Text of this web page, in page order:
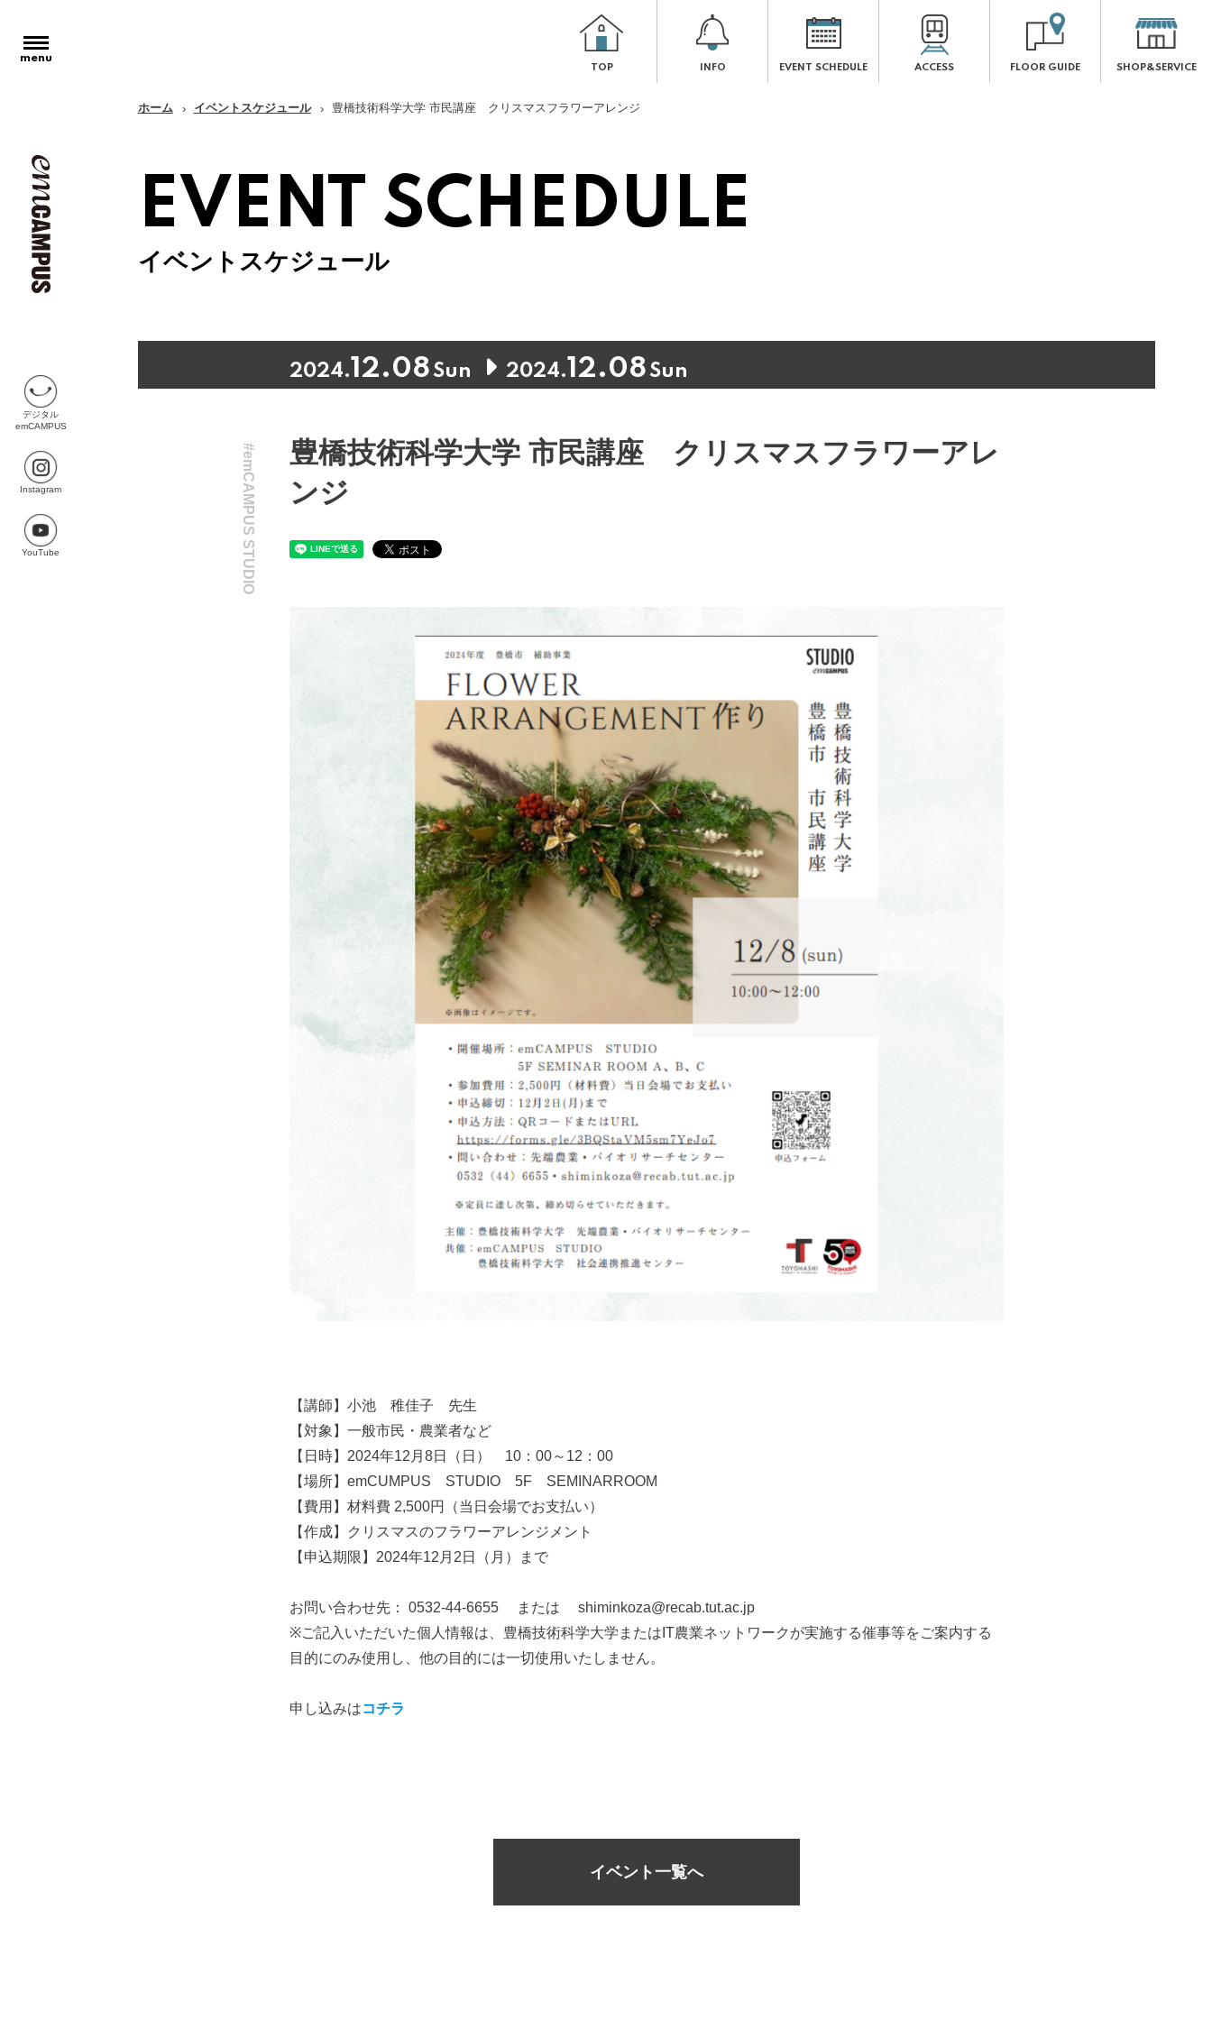
TOP INFO EVENT SCHEDULE ACCESS FLOOR GUIDE SHOP&SERVICE
トップページ
インフォメーション
INFORMATION
コンセプト
CONCEPT
ACCESS
SITE MAP
CONTACT US
デジタル
emCAMPUS
Instagram
YouTube
ホーム イベントスケジュール 豊橋技術科学大学 市民講座 クリスマスフラワーアレンジ
EVENT SCHEDULE
イベントスケジュール
2024.12.08Sun 2024.12.08Sun
#emCAMPUS STUDIO
豊橋技術科学大学 市民講座 クリスマスフラワーアレ
ンジ
【講師】小池 稚佳子 先生
【対象】一般市民・農業者など
【日時】2024年12月8日（日） 10：00～12：00
【場所】emCUMPUS STUDIO 5F SEMINARROOM
【費用】材料費 2,500円（当日会場でお支払い）
【作成】クリスマスのフラワーアレンジメント
【申込期限】2024年12月2日（月）まで
お問い合わせ先： 0532-44-6655 または shiminkoza@recab.tut.ac.jp
※ご記入いただいた個人情報は、豊橋技術科学大学またはIT農業ネットワークが実施する催事等をご案内する
目的にのみ使用し、他の目的には一切使用いたしません。
申し込みはコチラ
イベント一覧へ